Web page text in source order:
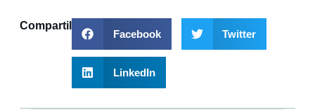
Compartilhar
Facebook Twitter
LinkedIn